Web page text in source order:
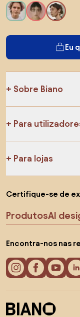
Eu
Sobre Biano
Para
Para lojas
Certifique-se de
ProdutosAI
Encontra-nos nas